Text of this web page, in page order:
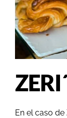
En el caso de